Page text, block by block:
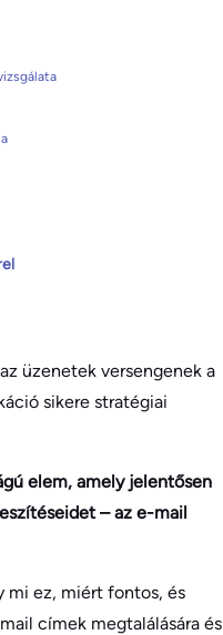
üzenetek versengenek a
sikere stratégiai
elem, amely jelentősen
– az e-mail
mi ez, miért fontos, és
címek megtalálására és